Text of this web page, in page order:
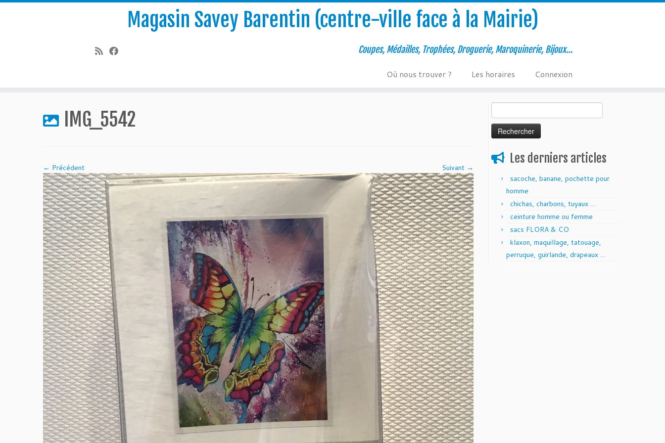
Magasin Savey Barentin (centre-ville face à la Mairie)
Coupes, Médailles, Trophées, Droguerie, Maroquinerie, Bijoux…
Où nous trouver ? Les horaires Connexion
IMG_5542
← Précédent Suivant →
Les derniers articles
sacoche, banane, pochette pour
homme
chichas, charbons, tuyaux …
ceinture homme ou femme
sacs FLORA & CO
klaxon, maquillage, tatouage,
perruque, guirlande, drapeaux …